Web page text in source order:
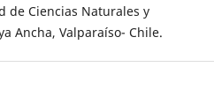
de Ciencias Naturales y
Ancha, Valparaíso- Chile.